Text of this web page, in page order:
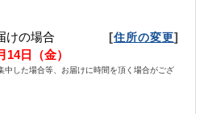
けの場合 [住所の変更]
日（金）
中した場合等、お届けに時間を頂く場合がござ